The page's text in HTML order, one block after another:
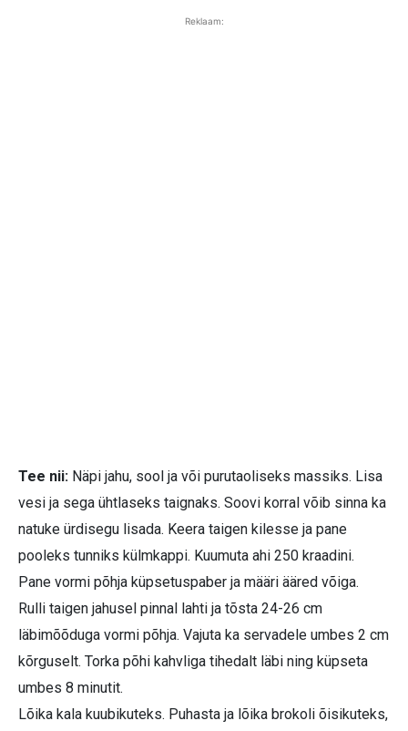
Reklaam:
Tee nii: Näpi jahu, sool ja või purutaoliseks massiks. Lisa
vesi ja sega ühtlaseks taignaks. Soovi korral võib sinna ka
natuke ürdisegu lisada. Keera taigen kilesse ja pane
pooleks tunniks külmkappi. Kuumuta ahi 250 kraadini.
Pane vormi põhja küpsetuspaber ja määri ääred võiga.
Rulli taigen jahusel pinnal lahti ja tõsta 24-26 cm
läbimõõduga vormi põhja. Vajuta ka servadele umbes 2 cm
kõrguselt. Torka põhi kahvliga tihedalt läbi ning küpseta
umbes 8 minutit.
Lõika kala kuubikuteks. Puhasta ja lõika brokoli õisikuteks,